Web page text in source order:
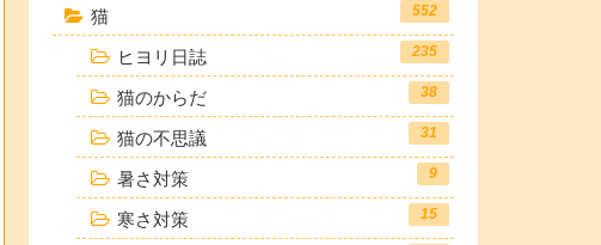
猫 552
ヒヨリ日誌 235
猫のからだ 38
猫の不思議 31
暑さ対策 9
寒さ対策 15